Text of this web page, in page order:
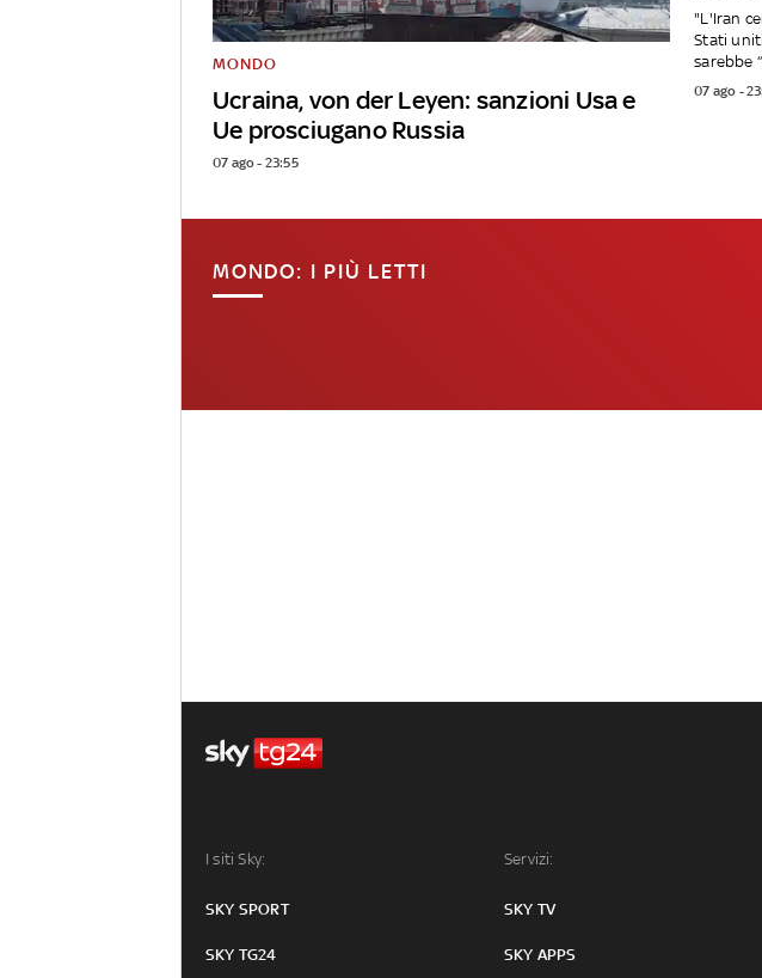
Ucraina, von der Leyen: sanzioni Usa e
Ue prosciugano Russia
MONDO
07 ago - 23:55
"L'Iran
Stati
sarebbe
07 ago -
MONDO: I PIÙ LETTI
I siti Sky:
SKY SPORT
SKY TG24
Servizi:
SKY TV
SKY APPS